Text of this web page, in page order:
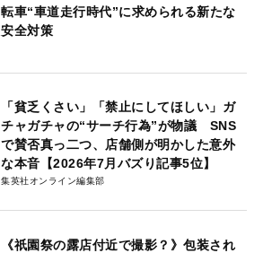
転車“車道走行時代”に求められる新たな
安全対策
「貧乏くさい」「禁止にしてほしい」ガ
チャガチャの“サーチ行為”が物議 SNS
で賛否真っ二つ、店舗側が明かした意外
な本音【2026年7月バズり記事5位】
集英社オンライン編集部
《祇園祭の露店付近で撮影？》包装され